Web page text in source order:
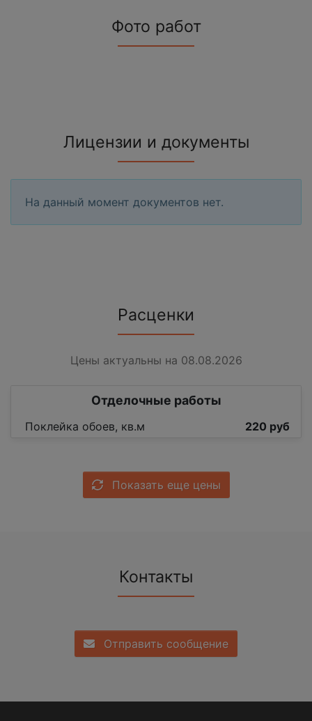
Фото работ
Лицензии и документы
На данный момент документов нет.
Расценки
Цены актуальны на 08.08.2026
Отделочные работы
Поклейка обоев, кв.м 220 руб
Показать еще цены
Контакты
Отправить сообщение